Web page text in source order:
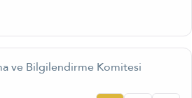
ve Bilgilendirme Komitesi